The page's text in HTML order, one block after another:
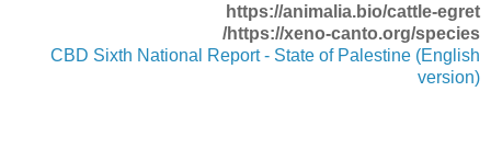
https://animalia.bio/cattle-egret
https://xeno-canto.org/species/
CBD Sixth National Report - State of Palestine (English
version)